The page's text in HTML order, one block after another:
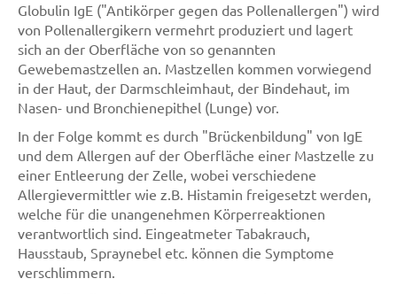
Globulin IgE ("Antikörper gegen das Pollenallergen") wird
von Pollenallergikern vermehrt produziert und lagert
sich an der Oberfläche von so genannten
Gewebemastzellen an. Mastzellen kommen vorwiegend
in der Haut, der Darmschleimhaut, der Bindehaut, im
Nasen- und Bronchienepithel (Lunge) vor.
In der Folge kommt es durch "Brückenbildung" von IgE
und dem Allergen auf der Oberfläche einer Mastzelle zu
einer Entleerung der Zelle, wobei verschiedene
Allergievermittler wie z.B. Histamin freigesetzt werden,
welche für die unangenehmen Körperreaktionen
verantwortlich sind. Eingeatmeter Tabakrauch,
Hausstaub, Spraynebel etc. können die Symptome
verschlimmern.